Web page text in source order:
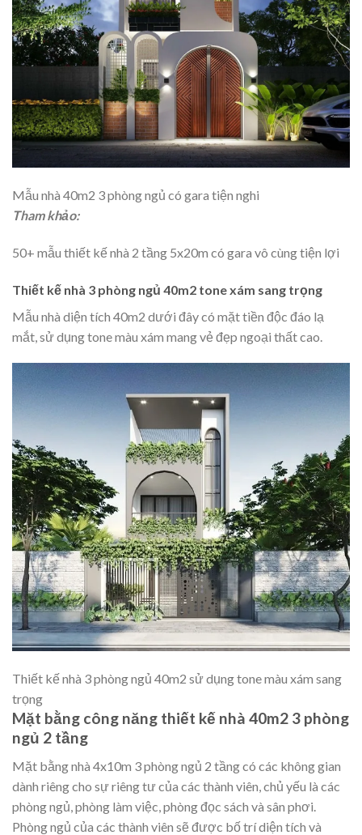
Mẫu nhà 40m2 3 phòng ngủ có gara tiện nghi
Tham khảo:
50+ mẫu thiết kế nhà 2 tầng 5x20m có gara vô cùng tiện lợi
Thiết kế nhà 3 phòng ngủ 40m2 tone xám sang trọng
Mẫu nhà diện tích 40m2 dưới đây có mặt tiền độc đáo lạ
mắt, sử dụng tone màu xám mang vẻ đẹp ngoại thất cao.
Thiết kế nhà 3 phòng ngủ 40m2 sử dụng tone màu xám sang
trọng
Mặt bằng công năng thiết kế nhà 40m2 3 phòng
ngủ 2 tầng
Mặt bằng nhà 4x10m 3 phòng ngủ 2 tầng có các không gian
dành riêng cho sự riêng tư của các thành viên, chủ yếu là các
phòng ngủ, phòng làm việc, phòng đọc sách và sân phơi.
Phòng ngủ của các thành viên sẽ được bố trí diện tích và